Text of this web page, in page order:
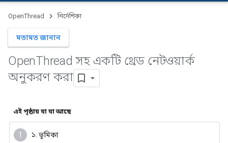
OpenThread নির্দেশিকা
মতামত জানান
OpenThread সহ একটি থ্রেড নেটওয়ার্ক
অনুকরণ করা
এই পৃষ্ঠায় যা যা আছে
১. ভূমিকা